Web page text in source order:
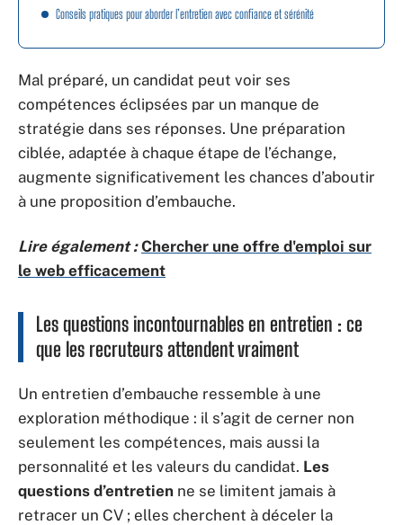
Conseils pratiques pour aborder l’entretien avec confiance et sérénité
Mal préparé, un candidat peut voir ses
compétences éclipsées par un manque de
stratégie dans ses réponses. Une préparation
ciblée, adaptée à chaque étape de l’échange,
augmente significativement les chances d’aboutir
à une proposition d’embauche.
Lire également : Chercher une offre d'emploi sur
le web efficacement
Les questions incontournables en entretien : ce
que les recruteurs attendent vraiment
Un entretien d’embauche ressemble à une
exploration méthodique : il s’agit de cerner non
seulement les compétences, mais aussi la
personnalité et les valeurs du candidat. Les
questions d’entretien ne se limitent jamais à
retracer un CV ; elles cherchent à déceler la